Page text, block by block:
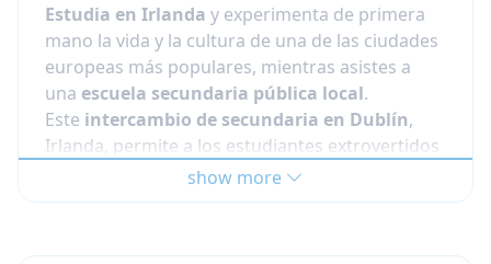
Estudia en Irlanda y experimenta de primera
mano la vida y la cultura de una de las ciudades
europeas más populares, mientras asistes a
una escuela secundaria pública local.
Este intercambio de secundaria en Dublín,
Irlanda, permite a los estudiantes extrovertidos
descubrir esta famosa ciudad, su patrimonio
literario, y lo más importante, un único sistema
internacional. Dublín es el lugar ideal para un
show more